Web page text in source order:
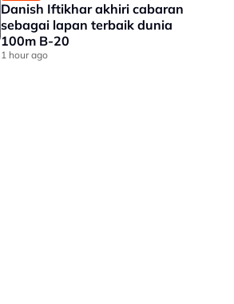
Danish Iftikhar akhiri cabaran
sebagai lapan terbaik dunia
100m B-20
1 hour ago